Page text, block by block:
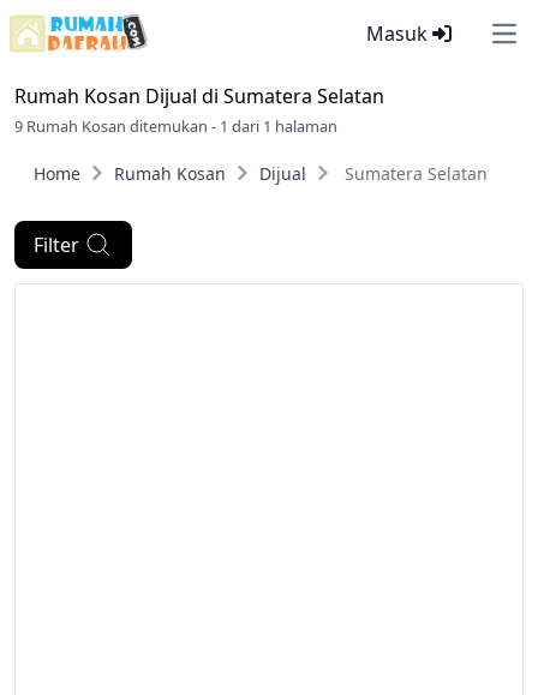
Masuk
Rumah Kosan Dijual di Sumatera Selatan
9 Rumah Kosan ditemukan - 1 dari 1 halaman
Home Rumah Kosan Dijual Sumatera Selatan
Filter